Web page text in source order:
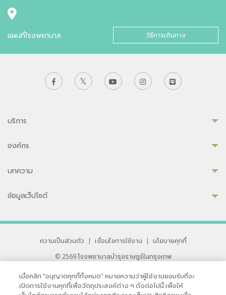
แผนที่โรงพยาบาล วิธีการเดินทาง
บริการ
องค์กร
บทความ
ข้อมูลเว็ปไซต์
ความเป็นส่วนตัว | เงื่อนไขการใช้งาน |
นโยบายคุกกี้
© 2569 โรงพยาบาลบำรุงราษฎร์ในกรุงเทพ
33 สุขุมวิท ซอย 3 เขตวัฒนา กรุงเทพ 10110 ประเทศไทย
หากท่านมีข้อคิดเห็นหรือปัญหาในการใช้เว็บไซต์ของเรา
เมื่อคลิก “อนุญาตคุกกี้ทั้งหมด” หมายความว่าผู้ใช้งานยอมรับที่จะ
เปิดการใช้งานคุกกี้เพื่อวัตถุประสงค์ต่าง ๆ ดังต่อไปนี้ เพื่อให้